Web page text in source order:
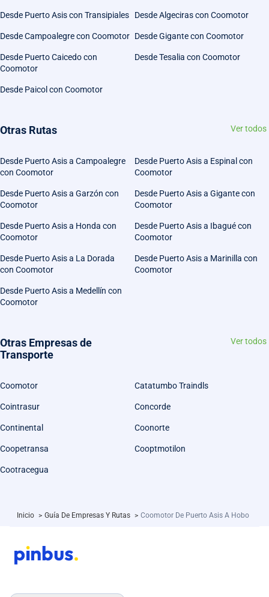
Desde Puerto Asis con Transipiales Desde Algeciras con Coomotor
Desde Campoalegre con Coomotor Desde Gigante con Coomotor
Desde Puerto Caicedo con
Coomotor
Desde Tesalia con Coomotor
Desde Paicol con Coomotor
Otras Rutas Ver todos
Desde Puerto Asis a Campoalegre
con Coomotor
Desde Puerto Asis a Espinal con
Coomotor
Desde Puerto Asis a Garzón con
Coomotor
Desde Puerto Asis a Gigante con
Coomotor
Desde Puerto Asis a Honda con
Coomotor
Desde Puerto Asis a Ibagué con
Coomotor
Desde Puerto Asis a La Dorada
con Coomotor
Desde Puerto Asis a Marinilla con
Coomotor
Desde Puerto Asis a Medellín con
Coomotor
Otras Empresas de
Transporte
Ver todos
Coomotor Catatumbo Traindls
Cointrasur Concorde
Continental Coonorte
Coopetransa Cooptmotilon
Cootracegua
Inicio > Guía De Empresas Y Rutas > Coomotor De Puerto Asis A Hobo